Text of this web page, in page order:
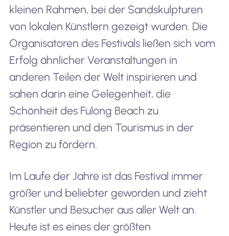
kleinen Rahmen, bei der Sandskulpturen
von lokalen Künstlern gezeigt wurden. Die
Organisatoren des Festivals ließen sich vom
Erfolg ähnlicher Veranstaltungen in
anderen Teilen der Welt inspirieren und
sahen darin eine Gelegenheit, die
Schönheit des Fulong Beach zu
präsentieren und den Tourismus in der
Region zu fördern.
Im Laufe der Jahre ist das Festival immer
größer und beliebter geworden und zieht
Künstler und Besucher aus aller Welt an.
Heute ist es eines der größten